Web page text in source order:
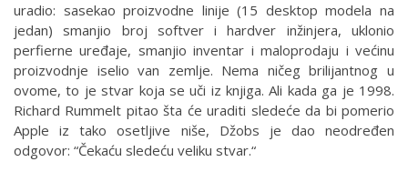
uradio: sasekao proizvodne linije (15 desktop modela na
jedan) smanjio broj softver i hardver inžinjera, uklonio
perfierne uređaje, smanjio inventar i maloprodaju i većinu
proizvodnje iselio van zemlje. Nema ničeg brilijantnog u
ovome, to je stvar koja se uči iz knjiga. Ali kada ga je 1998.
Richard Rummelt pitao šta će uraditi sledeće da bi pomerio
Apple iz tako osetljive niše, Džobs je dao neodređen
odgovor: “Čekaću sledeću veliku stvar.“